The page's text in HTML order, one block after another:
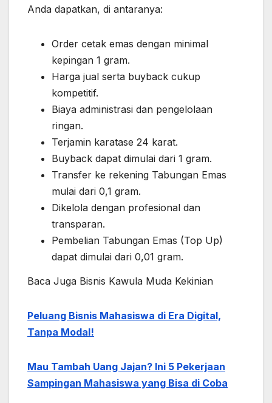
Anda dapatkan, di antaranya:
Order cetak emas dengan minimal
kepingan 1 gram.
Harga jual serta buyback cukup
kompetitif.
Biaya administrasi dan pengelolaan
ringan.
Terjamin karatase 24 karat.
Buyback dapat dimulai dari 1 gram.
Transfer ke rekening Tabungan Emas
mulai dari 0,1 gram.
Dikelola dengan profesional dan
transparan.
Pembelian Tabungan Emas (Top Up)
dapat dimulai dari 0,01 gram.
Baca Juga Bisnis Kawula Muda Kekinian
Peluang Bisnis Mahasiswa di Era Digital,
Tanpa Modal!
Mau Tambah Uang Jajan? Ini 5 Pekerjaan
Sampingan Mahasiswa yang Bisa di Coba